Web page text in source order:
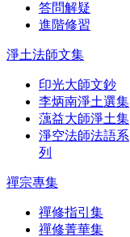
答問解疑
進階修習
淨土法師文集
印光大師文鈔
李炳南淨土選集
蕅益大師淨土集
淨空法師法語系
列
禪宗專集
禪修指引集
禪修菁華集